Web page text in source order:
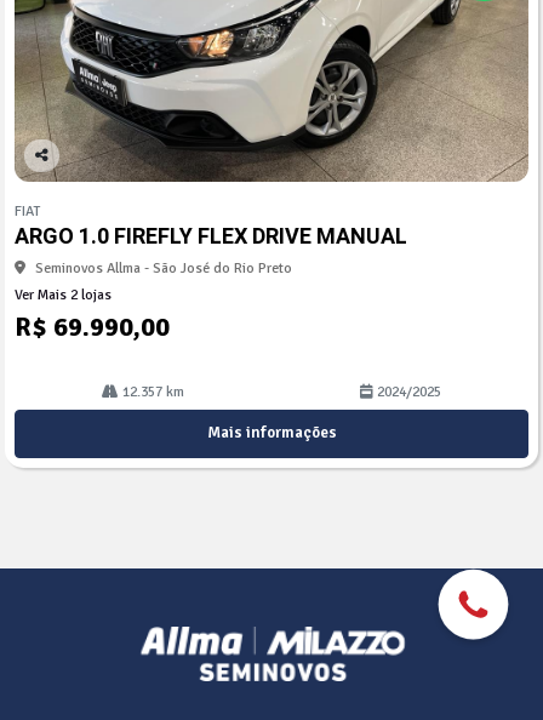
Co
arti
lhe
FIAT
ARGO 1.0 FIREFLY FLEX DRIVE MANUAL
Seminovos Allma - São José do Rio Preto
Ver Mais 2 lojas
R$ 69.990,00
12.357 km 2024/2025
Mais informações